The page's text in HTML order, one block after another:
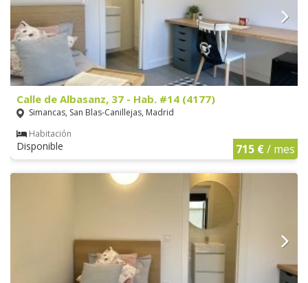
Calle de Albasanz, 37 - Hab. #14 (4177)
Simancas, San Blas-Canillejas, Madrid
Habitación
Disponible 715 €/ mes